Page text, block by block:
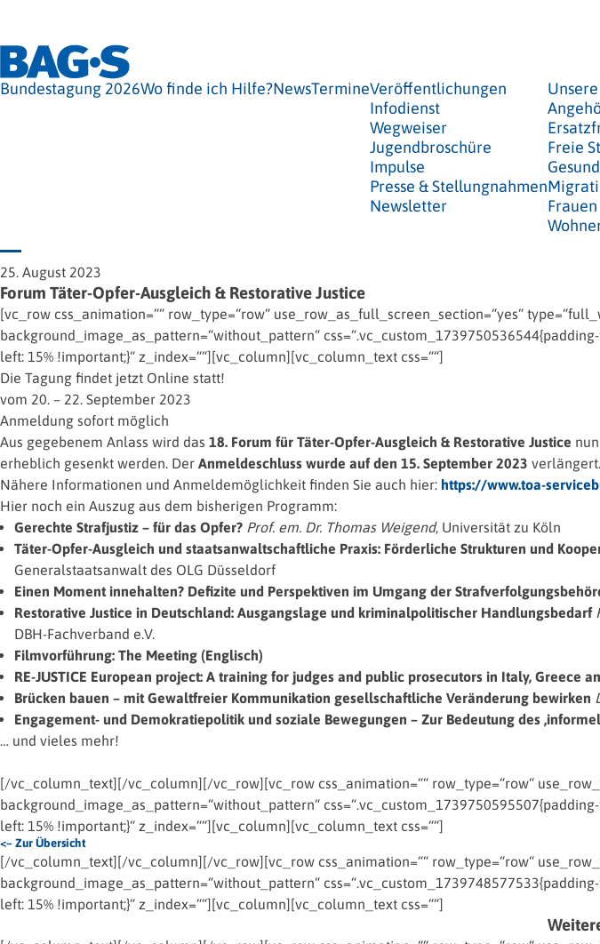
Bundestagung 2026Wo finde ich Hilfe?NewsTermineVeröffentlichungen
Infodienst
Wegweiser
Jugendbroschüre
Impulse
Presse & Stellungnahmen
Newsletter
Freie
Frauen
25. August 2023
Forum Täter-Opfer-Ausgleich & Restorative Justice
[vc_row css_animation=““ row_type=“row“ use_row_as_full_screen_section=“yes“
background_image_as_pattern=“without_pattern“
left: 15% !important;}“ z_index=““][vc_column][vc_column_text css=““]
Die Tagung findet jetzt Online statt!
vom 20. – 22. September 2023
Anmeldung sofort möglich
Aus gegebenem Anlass wird das 18. Forum für Täter-Opfer-Ausgleich & Restorative Justice
erheblich gesenkt werden. Der Anmeldeschluss wurde auf den 15. September 2023 verlängert.
Nähere Informationen und Anmeldemöglichkeit finden Sie auch hier: https://www.toa-
Hier noch ein Auszug aus dem bisherigen Programm:
Gerechte Strafjustiz – für das Opfer? Prof. em. Dr. Thomas Weigend, Universität zu Köln
Täter-Opfer-Ausgleich und staatsanwaltschaftliche Praxis: Förderliche Strukturen und
Generalstaatsanwalt des OLG Düsseldorf
Einen Moment innehalten? Defizite und Perspektiven im Umgang der
Restorative Justice in Deutschland: Ausgangslage und kriminalpolitischer Handlungsbedarf
DBH-Fachverband e.V.
Filmvorführung: The Meeting (Englisch)
RE-JUSTICE European project: A training for judges and public prosecutors in Italy, Greece
Brücken bauen – mit Gewaltfreier Kommunikation gesellschaftliche Veränderung bewirken
Engagement- und Demokratiepolitik und soziale Bewegungen – Zur Bedeutung des
… und vieles mehr!
[/vc_column_text][/vc_column][/vc_row][vc_row css_animation=““ row_type=“row“
background_image_as_pattern=“without_pattern“
left: 15% !important;}“ z_index=““][vc_column][vc_column_text css=““]
<– Zur Übersicht
[/vc_column_text][/vc_column][/vc_row][vc_row css_animation=““ row_type=“row“
background_image_as_pattern=“without_pattern“
left: 15% !important;}“ z_index=““][vc_column][vc_column_text css=““]